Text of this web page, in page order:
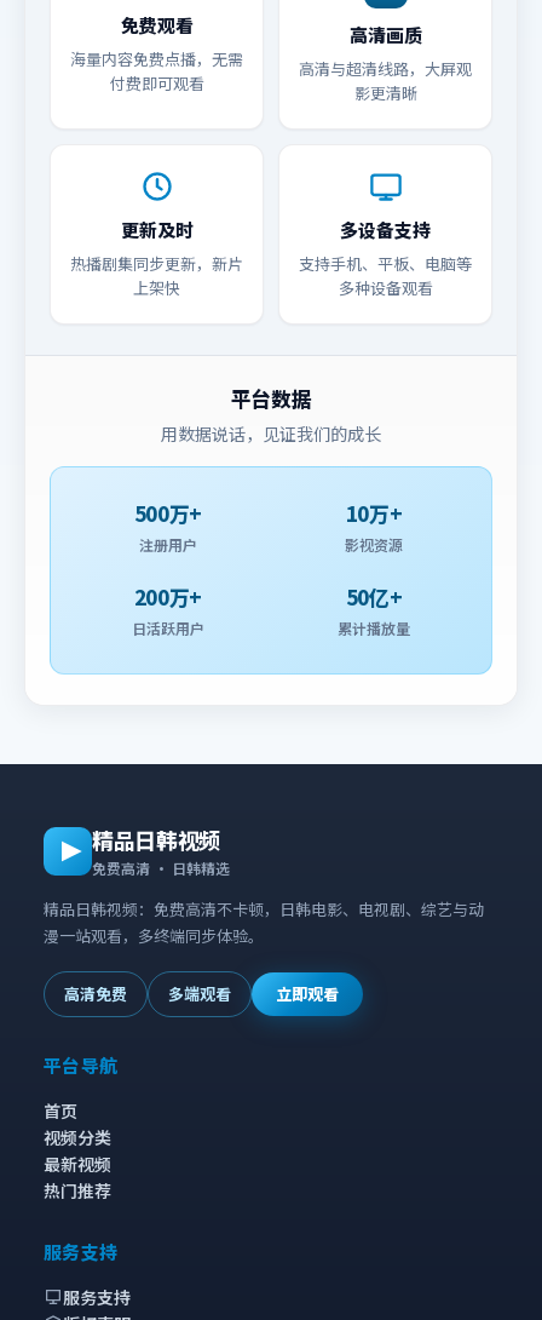
免费观看
海量内容免费点播，无需
付费即可观看
高清画质
高清与超清线路，大屏观
影更清晰
更新及时
热播剧集同步更新，新片
上架快
多设备支持
支持手机、平板、电脑等
多种设备观看
平台数据
用数据说话，见证我们的成长
500万+
注册用户
10万+
影视资源
200万+
日活跃用户
50亿+
累计播放量
精品日韩视频
免费高清 · 日韩精选
精品日韩视频：免费高清不卡顿，日韩电影、电视剧、综艺与动
漫一站观看，多终端同步体验。
高清免费 多端观看 立即观看
平台导航
首页
视频分类
最新视频
热门推荐
服务支持
服务支持